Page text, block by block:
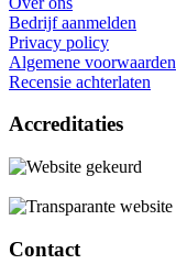
Bedrijf aanmelden
Privacy policy
Algemene voorwaarden
Recensie achterlaten
Accreditaties
Contact